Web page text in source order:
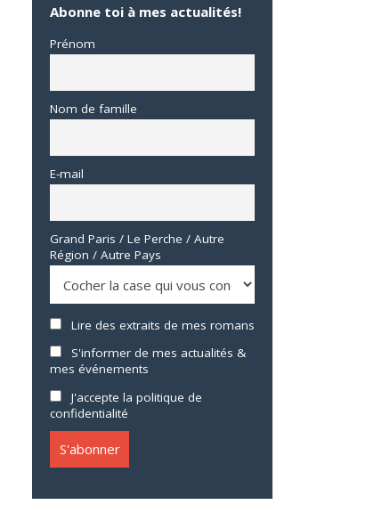
Abonne toi à mes actualités!
Prénom
Nom de famille
E-mail
Grand Paris / Le Perche / Autre
Région / Autre Pays
Lire des extraits de mes romans
S'informer de mes actualités &
mes événements
J'accepte la politique de
confidentialité